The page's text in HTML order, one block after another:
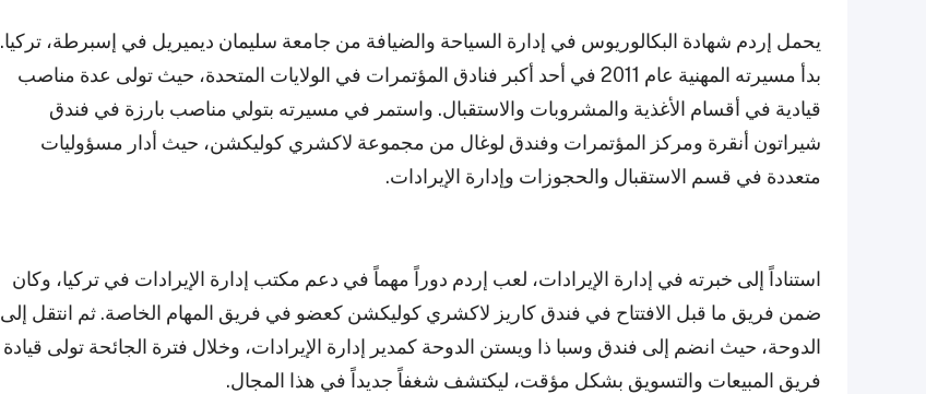
يحمل إردم شهادة البكالوريوس في إدارة السياحة والضيافة من جامعة سليمان ديميريل في إسبرطة، تركيا.
بدأ مسيرته المهنية عام 2011 في أحد أكبر فنادق المؤتمرات في الولايات المتحدة، حيث تولى عدة مناصب
قيادية في أقسام الأغذية والمشروبات والاستقبال. واستمر في مسيرته بتولي مناصب بارزة في فندق
شيراتون أنقرة ومركز المؤتمرات وفندق لوغال من مجموعة لاكشري كوليكشن، حيث أدار مسؤوليات
متعددة في قسم الاستقبال والحجوزات وإدارة الإيرادات.
استناداً إلى خبرته في إدارة الإيرادات، لعب إردم دوراً مهماً في دعم مكتب إدارة الإيرادات في تركيا، وكان
ضمن فريق ما قبل الافتتاح في فندق كاريز لاكشري كوليكشن كعضو في فريق المهام الخاصة. ثم انتقل إلى
الدوحة، حيث انضم إلى فندق وسبا ذا ويستن الدوحة كمدير إدارة الإيرادات، وخلال فترة الجائحة تولى قيادة
فريق المبيعات والتسويق بشكل مؤقت، ليكتشف شغفاً جديداً في هذا المجال.